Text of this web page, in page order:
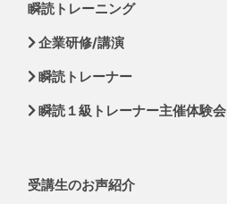
瞬読トレーニング
企業研修/講演
瞬読トレーナー
瞬読１級トレーナー主催体験会
受講生のお声紹介